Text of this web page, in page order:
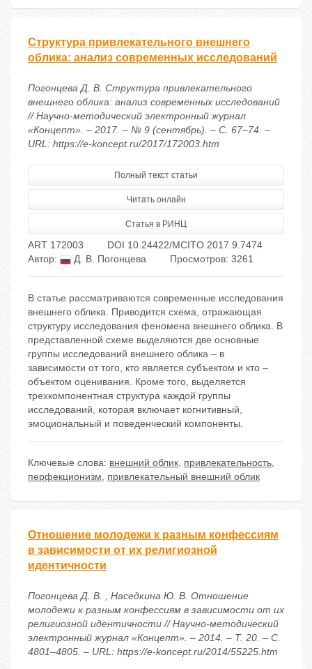
Структура привлекательного внешнего
облика: анализ современных исследований
Погонцева Д. В. Структура привлекательного
внешнего облика: анализ современных исследований
// Научно-методический электронный журнал
«Концепт». – 2017. – № 9 (сентябрь). – С. 67–74. –
URL: https://e-koncept.ru/2017/172003.htm
Полный текст статьи
Читать онлайн
Статья в РИНЦ
ART 172003
DOI 10.24422/MCITO.2017.9.7474
Автор:
Д. В. Погонцева Просмотров: 3261
В статье рассматриваются современные исследования
внешнего облика. Приводится схема, отражающая
структуру исследования феномена внешнего облика. В
представленной схеме выделяются две основные
группы исследований внешнего облика – в
зависимости от того, кто является субъектом и кто –
объектом оценивания. Кроме того, выделяется
трехкомпонентная структура каждой группы
исследований, которая включает когнитивный,
эмоциональный и поведенческий компоненты.
Ключевые слова: внешний облик, привлекательность,
перфекционизм, привлекательный внешний облик
Отношение молодежи к разным конфессиям
в зависимости от их религиозной
идентичности
Погонцева Д. В. , Наседкина Ю. В. Отношение
молодежи к разным конфессиям в зависимости от их
религиозной идентичности // Научно-методический
электронный журнал «Концепт». – 2014. – Т. 20. – С.
4801–4805. – URL: https://e-koncept.ru/2014/55225.htm